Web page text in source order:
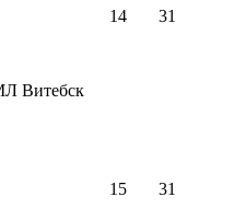
Витебск
14 31
15 31